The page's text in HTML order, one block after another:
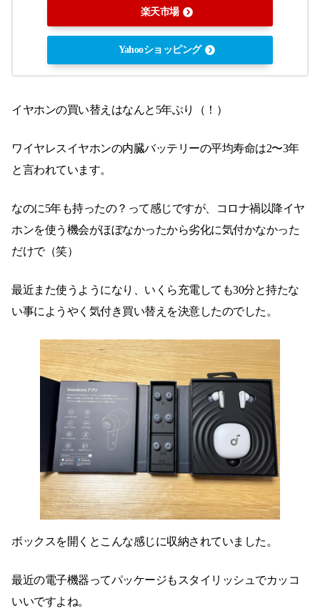
楽天市場
Yahooショッピング
イヤホンの買い替えはなんと5年ぶり（！）
ワイヤレスイヤホンの内臓バッテリーの平均寿命は2〜3年
と言われています。
なのに5年も持ったの？って感じですが、コロナ禍以降イヤ
ホンを使う機会がほぼなかったから劣化に気付かなかった
だけで（笑）
最近また使うようになり、いくら充電しても30分と持たな
い事にようやく気付き買い替えを決意したのでした。
ボックスを開くとこんな感じに収納されていました。
最近の電子機器ってパッケージもスタイリッシュでカッコ
いいですよね。